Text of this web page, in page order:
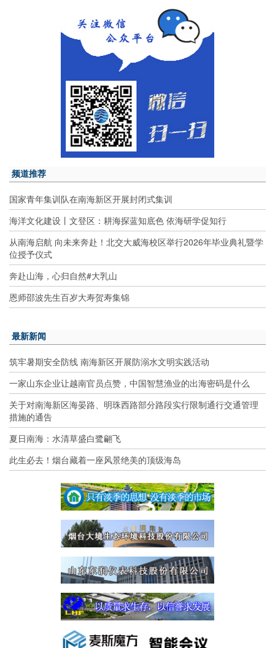
频道推荐
国家青年集训队在南海新区开展封闭式集训
海洋文化建设丨文登区：耕海探蓝知底色 依海研学促知行
从南海启航 向未来奔赴！北交大威海校区举行2026年毕业典礼暨学
位授予仪式
奔赴山海，心归自然#大乳山
恩师邵波先生百岁大寿贺寿集锦
最新新闻
筑牢暑期安全防线 南海新区开展防溺水文明实践活动
一家山东企业让越南官员点赞，中国智慧渔业的出海密码是什么
关于对南海新区海晏路、明珠西路部分路段实行限制通行交通管理
措施的通告
夏日南海：水清草盛白鹭翩飞
此生必去！烟台藏着一座风景绝美的顶级海岛